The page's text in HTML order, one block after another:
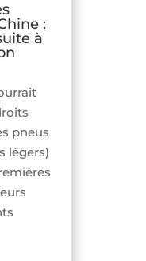
:
à
pneus
légers)